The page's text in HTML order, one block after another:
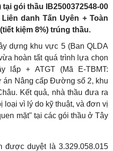
gói thầu IB2500372548-00
danh Tấn Uyên + Toàn
kiệm 8%) trúng thầu.
dựng khu vực 5 (Ban QLDA
hoàn tất quá trình lựa chọn
lắp + ATGT (Mã E-TBMT:
án Nâng cấp Đường số 2, khu
Kết quả, nhà thầu đưa ra
loại vì lý do kỹ thuật, và đơn vị
mặt" tại các gói thầu ở Tây
được duyệt là 3.329.058.015